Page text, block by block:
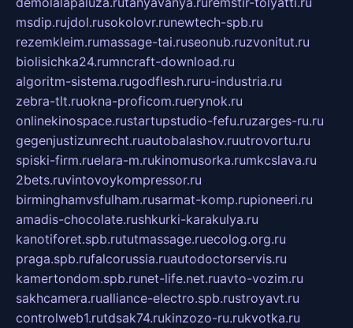
msdip.rujdol.rusokolovr.runewtech-spb.ru
rezemkleim.rumassage-tai.ruseonub.ruzvonitut.ru
biolisichka24.rumncraft-download.ru
algoritm-sistema.rugodflesh.ruru-industria.ru
zebra-tlt.ruokna-proficom.ruerynok.ru
onlinekinospace.rustartupstudio-fefu.ruzarges-ru.ru
gegenjustizunrecht.ruautobalashov.ruutrovortu.ru
spiski-firm.ruelara-m.rukinomusorka.rumkcslava.ru
2bets.ruvintovoykompressor.ru
birminghamvsfulham.rusarmat-komp.rupioneeri.ru
amadis-chocolate.rushkurki-karakulya.ru
kanotiforet.spb.rututmassage.ruecolog.org.ru
praga.spb.rufalcorussia.ruautodoctorservis.ru
kamertondom.spb.runet-life.net.ruavto-vozim.ru
sakhcamera.rualliance-electro.spb.rustroyavt.ru
controlweb1.rutdsak74.rukinzozo-ru.rukvotka.ru